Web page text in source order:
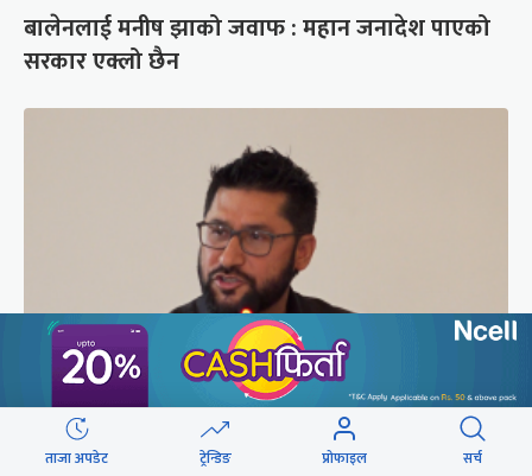
बालेनलाई मनीष झाको जवाफ : महान जनादेश पाएको
सरकार एक्लो छैन
सरकारबारे रवि– बादलको टुक्रामा जहाज हल्लिन सक्छ,
डर मान्नु पर्दैन
ताजा अपडेट ट्रेन्डिङ प्रोफाइल सर्च